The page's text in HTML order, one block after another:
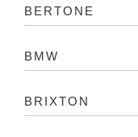
BERTONE
BMW
BRIXTON